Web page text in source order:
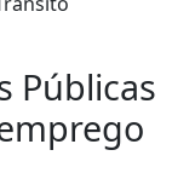
Públicas